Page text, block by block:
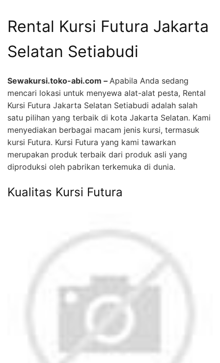
Rental Kursi Futura Jakarta
Selatan Setiabudi
Sewakursi.toko-abi.com – Apabila Anda sedang
mencari lokasi untuk menyewa alat-alat pesta, Rental
Kursi Futura Jakarta Selatan Setiabudi adalah salah
satu pilihan yang terbaik di kota Jakarta Selatan. Kami
menyediakan berbagai macam jenis kursi, termasuk
kursi Futura. Kursi Futura yang kami tawarkan
merupakan produk terbaik dari produk asli yang
diproduksi oleh pabrikan terkemuka di dunia.
Kualitas Kursi Futura